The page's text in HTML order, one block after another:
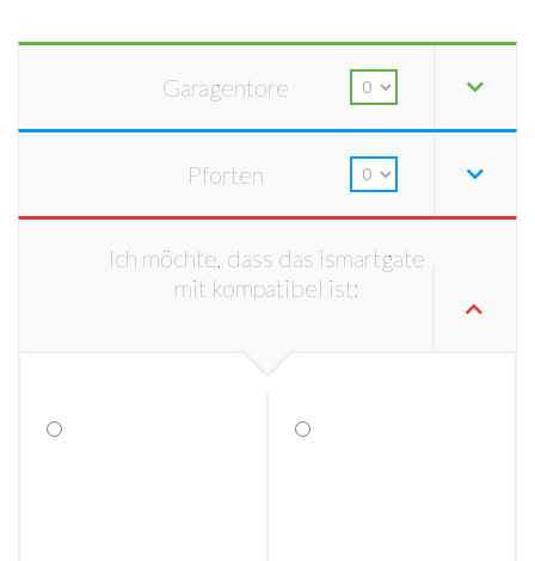
Garagentore
Pforten
Ich möchte, dass das ismartgate
mit kompatibel ist: